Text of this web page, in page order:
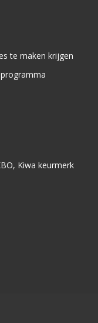
te maken krijgen
Kiwa keurmerk